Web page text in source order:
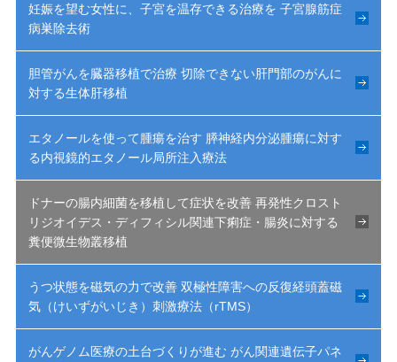
妊娠を望む女性に、子宮を温存できる治療を 子宮腺筋症
病巣除去術
胆管がんを臓器移植で治療 切除できない肝門部のがんに
対する生体肝移植
エタノールを使って腫瘍を治す 膵神経内分泌腫瘍に対す
る内視鏡的エタノール局所注入療法
ドナーの腸内細菌を移植して症状を改善 再発性クロスト
リジオイデス・ディフィシル関連下痢症・腸炎に対する
糞便微生物叢移植
うつ状態を磁気の力で改善 双極性障害への反復経頭蓋磁
気（けいずがいじき）刺激療法（rTMS）
がんゲノム医療の土台づくりが進む がん関連遺伝子パネ